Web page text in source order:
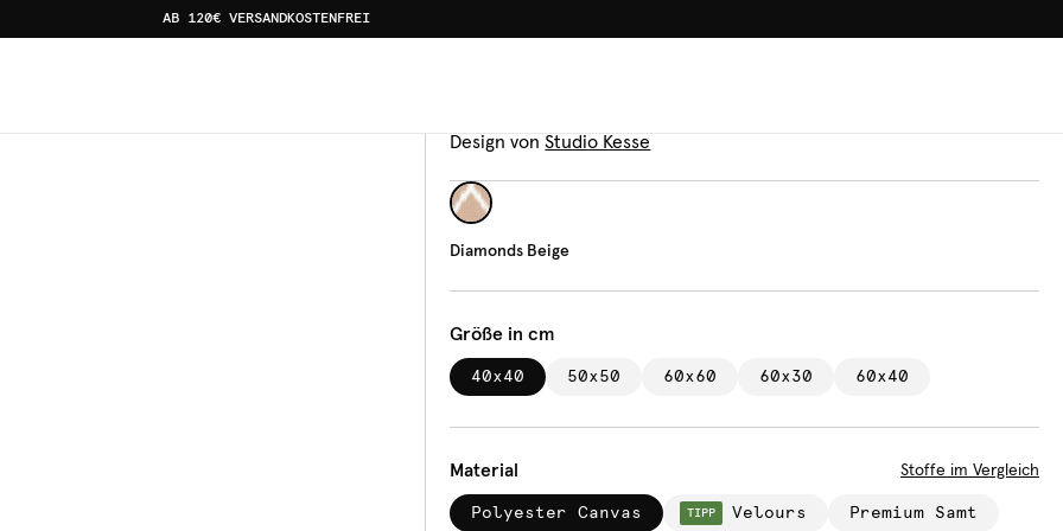
AB 120€ VERSANDKOSTENFREI
Kissen
Design von Studio Kesse
Diamonds Beige
Größe in cm
40x40 50x50 60x60 60x30 60x40
Material Stoffe im Vergleich
Polyester Canvas TIPP Velours Premium Samt